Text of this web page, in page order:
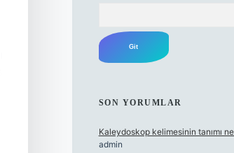
SON YORUMLAR
Kaleydoskop kelimesinin tanımı
admin